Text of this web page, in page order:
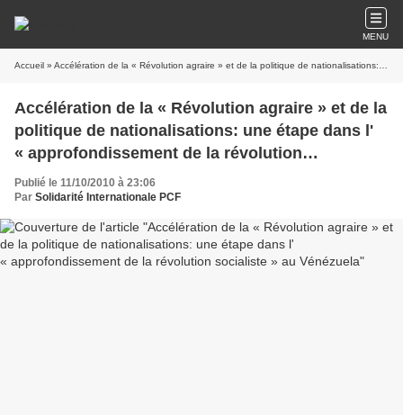
MENU
Accueil » Accélération de la « Révolution agraire » et de la politique de nationalisations: une étape dans l' « approfondissement de la révolution socialiste » au Vénézuela
Accélération de la « Révolution agraire » et de la
politique de nationalisations: une étape dans l'
« approfondissement de la révolution
socialiste » au Vénézuela
Publié le 11/10/2010 à 23:06
Par Solidarité Internationale PCF